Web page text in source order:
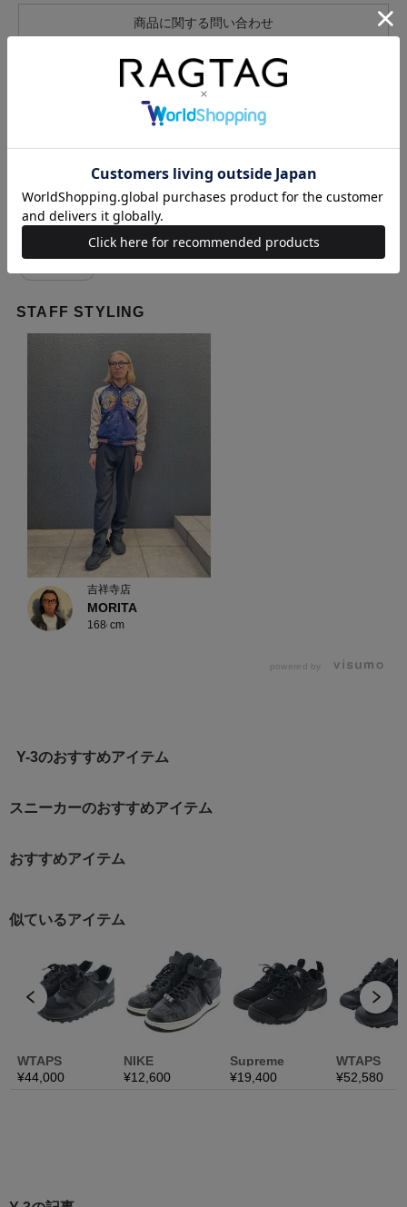
商品に関する問い合わせ
似た条件で検索
Y-3 シューズ>スニーカー メンズ 25.5cm
Y-3 シューズ>スニーカー メンズ Y-3 メンズ 25.5cm
STAFF STYLING
吉祥寺店
MORITA
168cm
powered by
Y-3のおすすめアイテム
スニーカーのおすすめアイテム
おすすめアイテム